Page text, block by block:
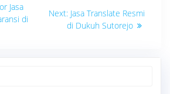
Jasa
di
Next: Next
post:
Jasa Translate Resmi
di Dukuh Sutorejo